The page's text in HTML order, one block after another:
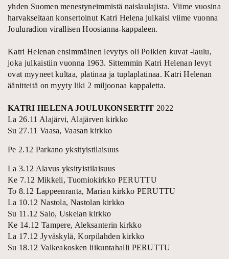
yhden Suomen menestyneimmistä naislaulajista. Viime vuosina
harvakseltaan konsertoinut Katri Helena julkaisi viime vuonna
Jouluradion virallisen Hoosianna-kappaleen.
Katri Helenan ensimmäinen levytys oli Poikien kuvat -laulu,
joka julkaistiin vuonna 1963. Sittemmin Katri Helenan levyt
ovat myyneet kultaa, platinaa ja tuplaplatinaa. Katri Helenan
äänitteitä on myyty liki 2 miljoonaa kappaletta.
KATRI HELENA JOULUKONSERTIT 2022
La 26.11 Alajärvi, Alajärven kirkko
Su 27.11 Vaasa, Vaasan kirkko
Pe 2.12 Parkano yksityistilaisuus
La 3.12 Alavus yksityistilaisuus
Ke 7.12 Mikkeli, Tuomiokirkko PERUTTU
To 8.12 Lappeenranta, Marian kirkko PERUTTU
La 10.12 Nastola, Nastolan kirkko
Su 11.12 Salo, Uskelan kirkko
Ke 14.12 Tampere, Aleksanterin kirkko
La 17.12 Jyväskylä, Korpilahden kirkko
Su 18.12 Valkeakosken liikuntahalli PERUTTU